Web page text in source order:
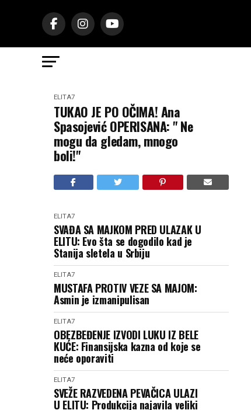
ELITA7
TUKAO JE PO OČIMA! Ana
Spasojević OPERISANA: " Ne
mogu da gledam, mnogo
boli!"
ELITA7
SVAĐA SA MAJKOM PRED ULAZAK U
ELITU: Evo šta se dogodilo kad je
Stanija sletela u Srbiju
ELITA7
MUSTAFA PROTIV VEZE SA MAJOM:
Asmin je izmanipulisan
ELITA7
OBEZBEĐENJE IZVODI LUKU IZ BELE
KUĆE: Finansijska kazna od koje se
neće oporaviti
ELITA7
SVEŽE RAZVEDENA PEVAČICA ULAZI
U ELITU: Produkcija najavila veliki